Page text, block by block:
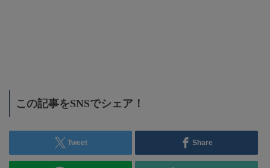
この記事をSNSでシェア！
Tweet Share